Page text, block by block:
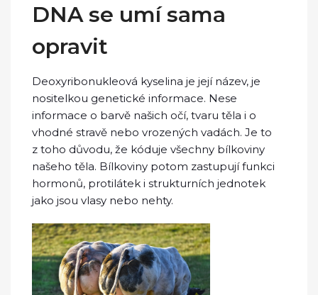
DNA se umí sama
opravit
Deoxyribonukleová kyselina je její název, je
nositelkou genetické informace. Nese
informace o barvě našich očí, tvaru těla i o
vhodné stravě nebo vrozených vadách. Je to
z toho důvodu, že kóduje všechny bílkoviny
našeho těla. Bílkoviny potom zastupují funkci
hormonů, protilátek i strukturních jednotek
jako jsou vlasy nebo nehty.